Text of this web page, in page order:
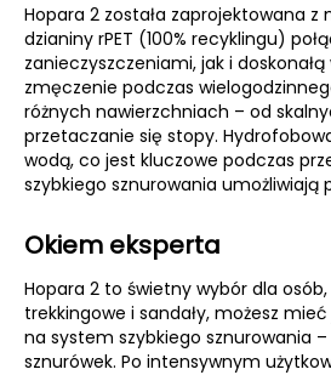
Hopara 2 została zaprojektowana
dzianiny rPET (100% recyklingu)
zanieczyszczeniami, jak i
zmęczenie podczas
różnych nawierzchniach – od
przetaczanie się stopy.
wodą, co jest kluczowe podczas
szybkiego sznurowania
Okiem eksperta
Hopara 2 to świetny wybór dla
trekkingowe i sandały, możesz
na system szybkiego sznurowania
sznurówek. Po intensywnym